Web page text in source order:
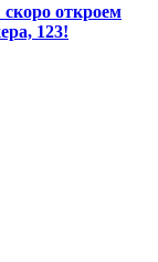
откроем
123!